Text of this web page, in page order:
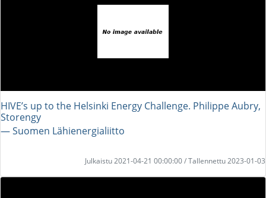
HIVE’s up to the Helsinki Energy Challenge. Philippe Aubry,
Storengy
― Suomen Lähienergialiitto
Julkaistu 2021-04-21 00:00:00 / Tallennettu 2023-01-03